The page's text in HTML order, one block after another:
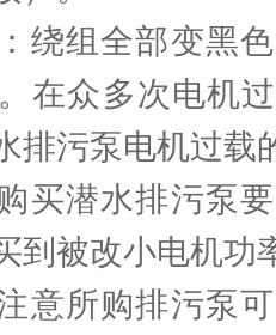
组全部变黑色
在众多次电机
排污泵电机过载
潜水排污泵要
到被改小电机功
所购排污泵可